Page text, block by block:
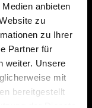
anbieten
zu
zu Ihrer
Partner für
weiter. Unsere
mit
bereitgestellt
Kontoführung,
bei